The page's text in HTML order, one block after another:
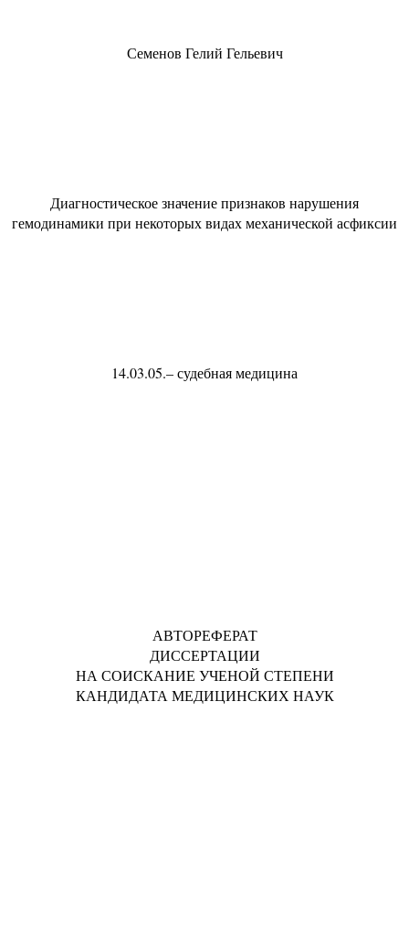
Семенов Гелий Гельевич
Диагностическое значение признаков нарушения
гемодинамики при некоторых видах механической асфиксии
14.03.05.– судебная медицина
АВТОРЕФЕРАТ
ДИССЕРТАЦИИ
НА СОИСКАНИЕ УЧЕНОЙ СТЕПЕНИ
КАНДИДАТА МЕДИЦИНСКИХ НАУК